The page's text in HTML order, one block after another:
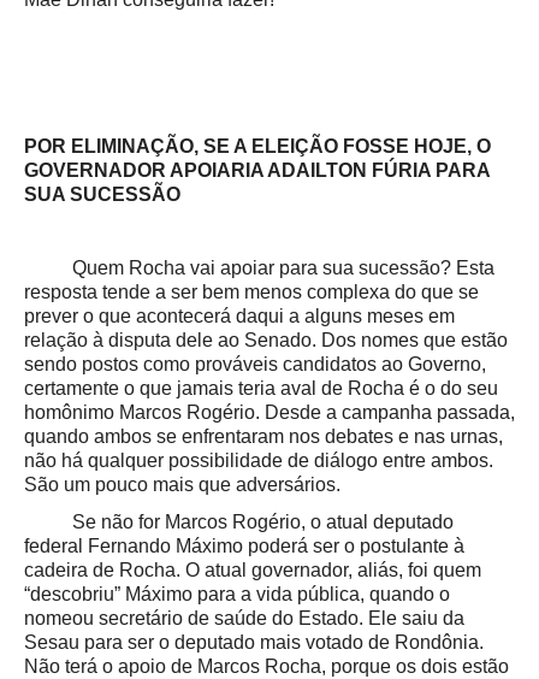
POR ELIMINAÇÃO, SE A ELEIÇÃO FOSSE HOJE, O
GOVERNADOR APOIARIA ADAILTON FÚRIA PARA
SUA SUCESSÃO
Quem Rocha vai apoiar para sua sucessão? Esta
resposta tende a ser bem menos complexa do que se
prever o que acontecerá daqui a alguns meses em
relação à disputa dele ao Senado. Dos nomes que estão
sendo postos como prováveis candidatos ao Governo,
certamente o que jamais teria aval de Rocha é o do seu
homônimo Marcos Rogério. Desde a campanha passada,
quando ambos se enfrentaram nos debates e nas urnas,
não há qualquer possibilidade de diálogo entre ambos.
São um pouco mais que adversários.
Se não for Marcos Rogério, o atual deputado
federal Fernando Máximo poderá ser o postulante à
cadeira de Rocha. O atual governador, aliás, foi quem
“descobriu” Máximo para a vida pública, quando o
nomeou secretário de saúde do Estado. Ele saiu da
Sesau para ser o deputado mais votado de Rondônia.
Não terá o apoio de Marcos Rocha, porque os dois estão